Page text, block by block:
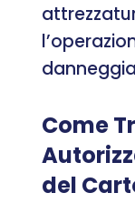
Come
del